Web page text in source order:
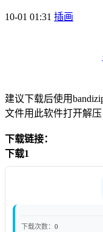
10-01 01:31 插画
建议下载后使用
文件用此软件打开解
下载链接：
下载1
下载次数： 0